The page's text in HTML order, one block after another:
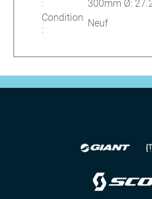
:
300mm Ø:
Condition
:
Neuf